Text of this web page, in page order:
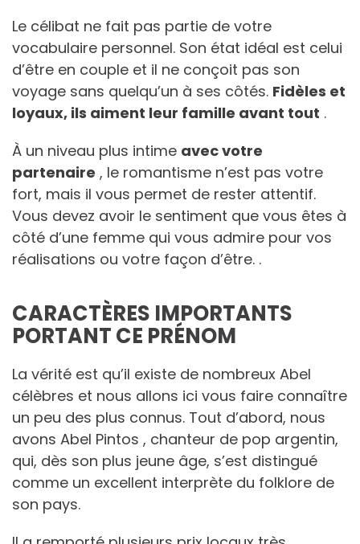
Le célibat ne fait pas partie de votre
vocabulaire personnel. Son état idéal est celui
d’être en couple et il ne conçoit pas son
voyage sans quelqu’un à ses côtés. Fidèles et
loyaux, ils aiment leur famille avant tout .
À un niveau plus intime avec votre
partenaire , le romantisme n’est pas votre
fort, mais il vous permet de rester attentif.
Vous devez avoir le sentiment que vous êtes à
côté d’une femme qui vous admire pour vos
réalisations ou votre façon d’être. .
CARACTÈRES IMPORTANTS
PORTANT CE PRÉNOM
La vérité est qu’il existe de nombreux Abel
célèbres et nous allons ici vous faire connaître
un peu des plus connus. Tout d’abord, nous
avons Abel Pintos , chanteur de pop argentin,
qui, dès son plus jeune âge, s’est distingué
comme un excellent interprète du folklore de
son pays.